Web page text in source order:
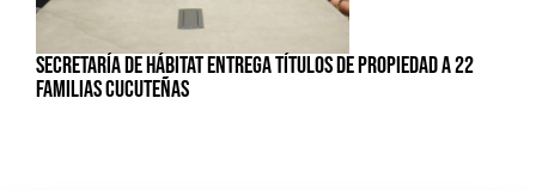
SECRETARÍA DE HÁBITAT ENTREGA TÍTULOS DE PROPIEDAD A 22
FAMILIAS CUCUTEÑAS